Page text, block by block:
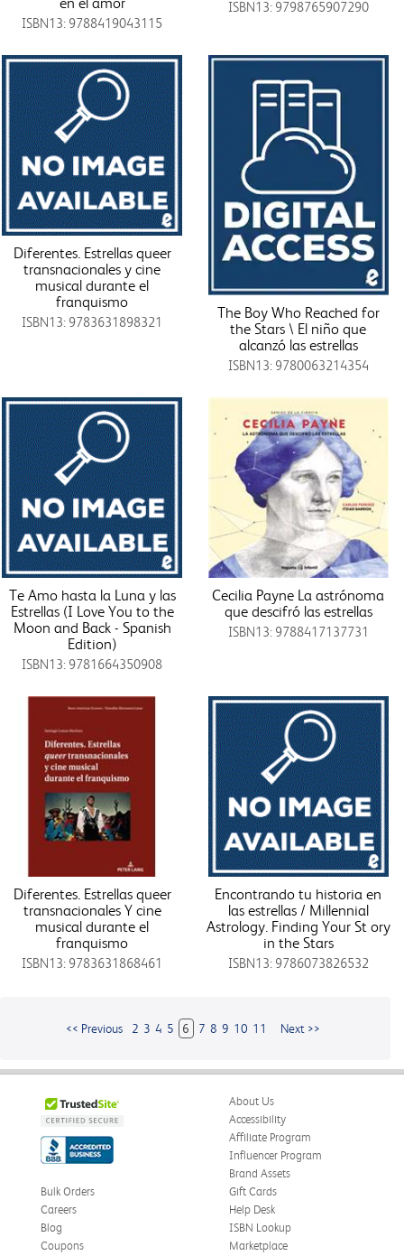
ISBN13: 9788419043115
ISBN13: 9798765907290
Diferentes. Estrellas queer
transnacionales y cine
musical durante el
franquismo
ISBN13: 9783631898321
The Boy Who Reached for
the Stars \ El niño que
alcanzó las estrellas
ISBN13: 9780063214354
Te Amo hasta la Luna y las
Estrellas (I Love You to the
Moon and Back - Spanish
Edition)
ISBN13: 9781664350908
Cecilia Payne La astrónoma
que descifró las estrellas
ISBN13: 9788417137731
Diferentes. Estrellas queer
transnacionales Y cine
musical durante el
franquismo
ISBN13: 9783631868461
Encontrando tu historia en
las estrellas / Millennial
Astrology. Finding Your St ory
in the Stars
ISBN13: 9786073826532
<< Previous 2 3 4 5 6 7 8 9 10 11 Next >>
About Us
Accessibility
Affiliate Program
Influencer Program
Brand Assets
Bulk Orders
Careers
Blog
Coupons
Gift Cards
Help Desk
ISBN Lookup
Marketplace